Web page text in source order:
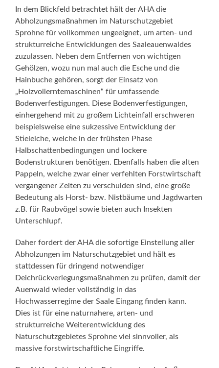
In dem Blickfeld betrachtet hält der AHA die
Abholzungsmaßnahmen im Naturschutzgebiet
Sprohne für vollkommen ungeeignet, um arten- und
strukturreiche Entwicklungen des Saaleauenwaldes
zuzulassen. Neben dem Entfernen von wichtigen
Gehölzen, wozu nun mal auch die Esche und die
Hainbuche gehören, sorgt der Einsatz von
„Holzvollerntemaschinen“ für umfassende
Bodenverfestigungen. Diese Bodenverfestigungen,
einhergehend mit zu großem Lichteinfall erschweren
beispielsweise eine sukzessive Entwicklung der
Stieleiche, welche in der frühsten Phase
Halbschattenbedingungen und lockere
Bodenstrukturen benötigen. Ebenfalls haben die alten
Pappeln, welche zwar einer verfehlten Forstwirtschaft
vergangener Zeiten zu verschulden sind, eine große
Bedeutung als Horst- bzw. Nistbäume und Jagdwarten
z.B. für Raubvögel sowie bieten auch Insekten
Unterschlupf.
Daher fordert der AHA die sofortige Einstellung aller
Abholzungen im Naturschutzgebiet und hält es
stattdessen für dringend notwendiger
Deichrückverlegungsmaßnahmen zu prüfen, damit der
Auenwald wieder vollständig in das
Hochwasserregime der Saale Eingang finden kann.
Dies ist für eine naturnahere, arten- und
strukturreiche Weiterentwicklung des
Naturschutzgebietes Sprohne viel sinnvoller, als
massive forstwirtschaftliche Eingriffe.